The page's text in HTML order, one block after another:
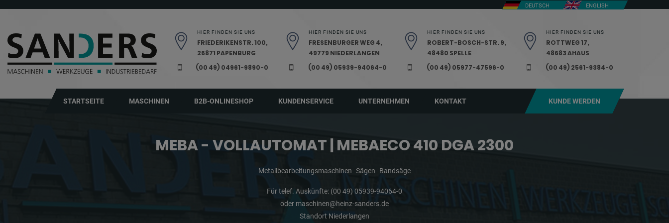
DEUTSCH ENGLISH
HIER FINDEN SIE UNS
FRIEDERIKENSTR. 100,
26871 PAPENBURG
(00 49) 04961-9890-0
HIER FINDEN SIE UNS
FRESENBURGER WEG 4,
49779 NIEDERLANGEN
(00 49) 05939-94064-0
HIER FINDEN SIE UNS
ROBERT-BOSCH-STR. 9,
48480 SPELLE
(00 49) 05977-47596-0
HIER FINDEN SIE UNS
ROTTWEG 17,
48683 AHAUS
(00 49) 2561-9384-0
STARTSEITE MASCHINEN B2B-ONLINESHOP KUNDENSERVICE UNTERNEHMEN KONTAKT KUNDE WERDEN
MEBA - VOLLAUTOMAT | MEBAECO 410 DGA 2300
Metallbearbeitungsmaschinen Sägen Bandsäge
Für telef. Auskünfte: (00 49) 05939-94064-0
oder maschinen@heinz-sanders.de
Standort Niederlangen